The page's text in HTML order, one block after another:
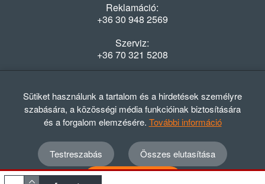
Reklamáció:
+36 30 948 2569
Szerviz:
+36 70 321 5208
Hétfő-Péntek: 08:00-16:30
© 2012 - 2024 GASZTRΩMEGA Kft.
Adatvédelmi szabályzat
ÁSZF
Elállási nyilatkozat
Sütiket használunk a tartalom és a hirdetések személyre
szabására, a közösségi média funkcióinak biztosítására
és a forgalom elemzésére. További információ
Testreszabás
Összes elutasítása
Összes elfogadása